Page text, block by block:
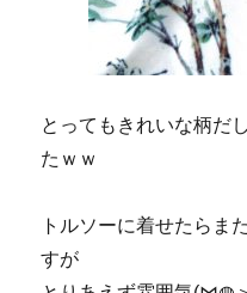
とってもきれいな柄だ
たｗｗ
トルソーに着せたらま
すが